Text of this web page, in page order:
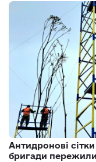
Антидронові
бригади пережили